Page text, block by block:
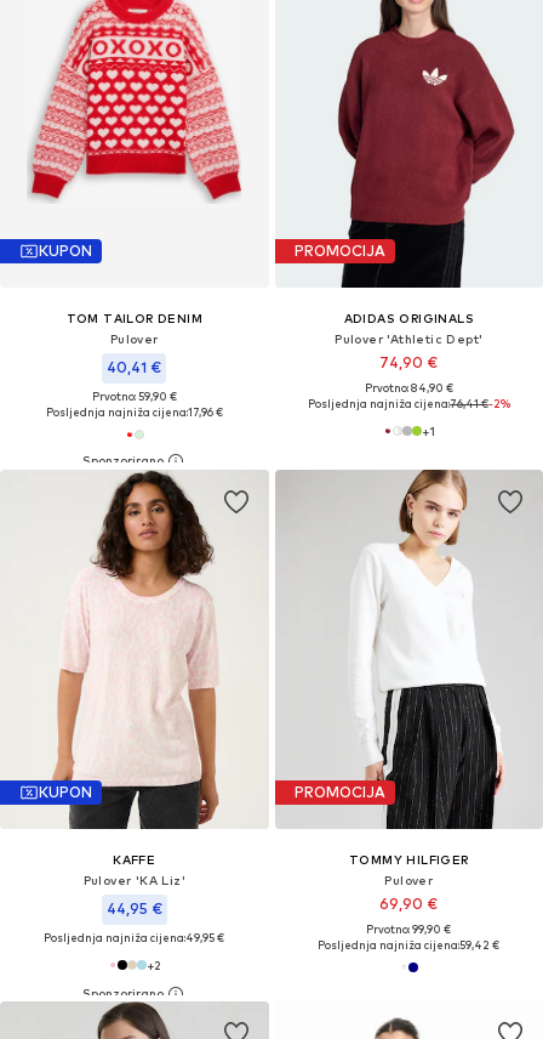
KUPON
TOM TAILOR DENIM
Pulover
40,41 €
Prvotno: 59,90 €
Posljednja najniža cijena:17,96 €
PROMOCIJA
ADIDAS ORIGINALS
Pulover 'Athletic Dept'
74,90 €
Prvotno: 84,90 €
Posljednja najniža cijena:76,41 €-2%
+1
KUPON
KAFFE
Pulover 'KA Liz'
44,95 €
Posljednja najniža cijena:49,95 €
+2
PROMOCIJA
TOMMY HILFIGER
Pulover
69,90 €
Prvotno: 99,90 €
Posljednja najniža cijena:59,42 €